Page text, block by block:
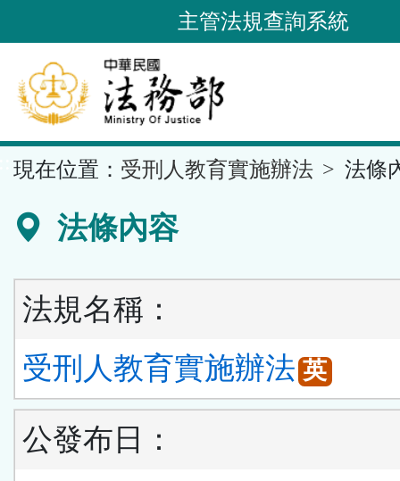
到
要
內
容
區
主管法規查詢系統
現在位置： 受刑人教育實施辦法 法條
法條內容
法規名稱：
受刑人教育實施辦法 英
公發布日：